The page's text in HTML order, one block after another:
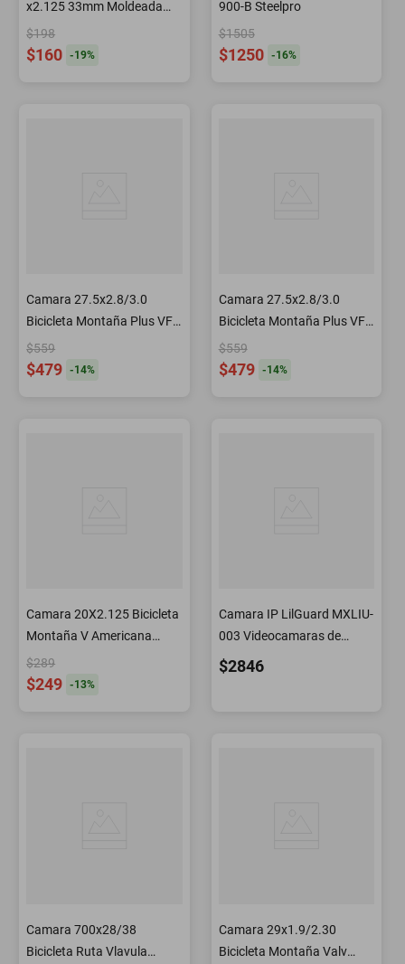
x2.125 33mm Moldeada
Kenda
$198
$160 -19%
900-B Steelpro
$1505
$1250 -16%
Camara 27.5x2.8/3.0
Bicicleta Montaña Plus VF
33mm WTB
$559
$479 -14%
Camara 27.5x2.8/3.0
Bicicleta Montaña Plus VF
48mm WTB
$559
$479 -14%
Camara 20X2.125 Bicicleta
Montaña V Americana
33mm Benotto
$289
$249 -13%
Camara IP LilGuard MXLIU-
003 Videocamaras de
Seguridad
$2846
Camara 700x28/38
Bicicleta Ruta Vlavula
Camara 29x1.9/2.30
Bicicleta Montaña Valv